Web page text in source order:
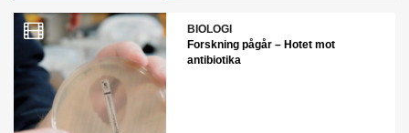
BIOLOGI
Forskning pågår – Hotet mot
antibiotika